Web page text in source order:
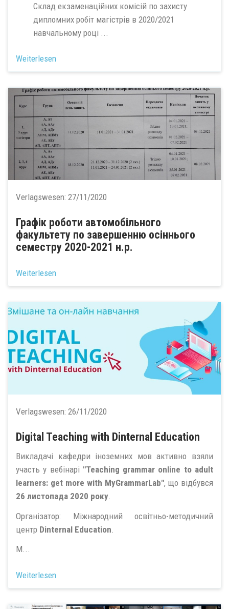
Склад екзаменаційних комісій по захисту
дипломних робіт магістрів в 2020/2021
навчальному році ...
Weiterlesen
Verlagswesen: 27/11/2020
Графік роботи автомобільного
факультету по завершенню осіннього
семестру 2020-2021 н.р.
Weiterlesen
Verlagswesen: 26/11/2020
Digital Teaching with Dinternal Education
Викладачі кафедри іноземних мов активно взяли
участь у вебінарі "Teaching grammar online to adult
learners: get more with MyGrammarLab", що відбувся
26 листопада 2020 року.
Організатор: Міжнародний освітньо-методичний
центр Dinternal Education
М...
Weiterlesen